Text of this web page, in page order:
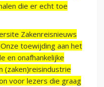
die er echt toe
Zakenreisnieuws
toewijding aan het
en onafhankelijke
(zaken)reisindustrie
voor lezers die graag